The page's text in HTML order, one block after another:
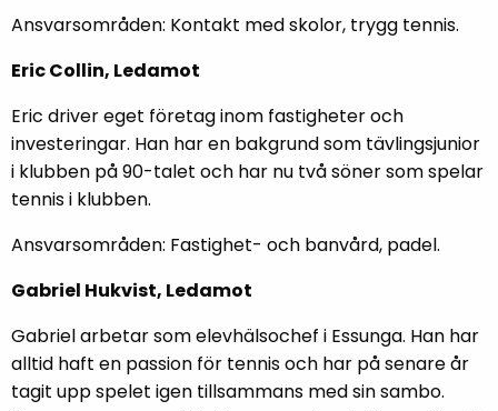
Ansvarsområden: Kontakt med skolor, trygg tennis.
Eric Collin, Ledamot
Eric driver eget företag inom fastigheter och
investeringar. Han har en bakgrund som tävlingsjunior
i klubben på 90-talet och har nu två söner som spelar
tennis i klubben.
Ansvarsområden: Fastighet- och banvård, padel.
Gabriel Hukvist, Ledamot
Gabriel arbetar som elevhälsochef i Essunga. Han har
alltid haft en passion för tennis och har på senare år
tagit upp spelet igen tillsammans med sin sambo.